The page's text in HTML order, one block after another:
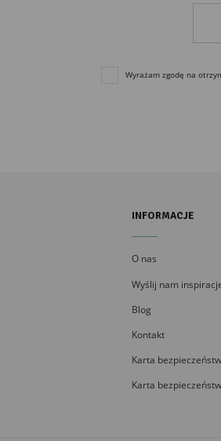
Wyrażam zgodę na
INFORMACJE
O nas
Wyślij nam
Blog
Kontakt
Karta
Karta